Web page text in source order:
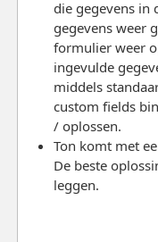
die gegevens in
gegevens weer
formulier weer
ingevulde
middels
custom fields
/ oplossen.
Ton komt met
De beste
leggen.